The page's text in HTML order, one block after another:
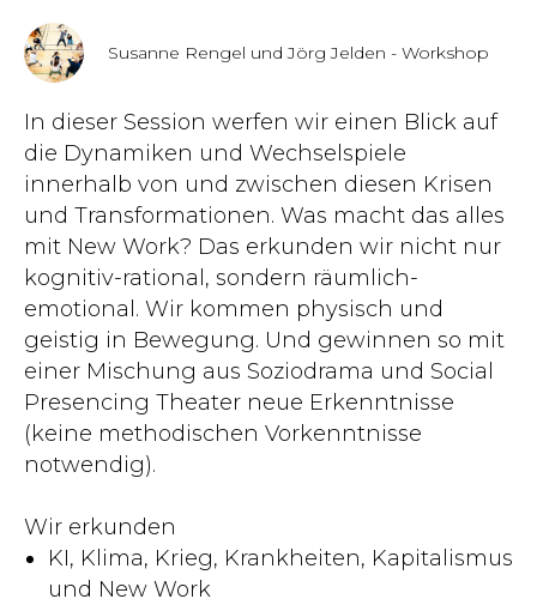
Susanne Rengel und Jörg Jelden - Workshop
In dieser Session werfen wir einen Blick auf
die Dynamiken und Wechselspiele
innerhalb von und zwischen diesen Krisen
und Transformationen. Was macht das alles
mit New Work? Das erkunden wir nicht nur
kognitiv-rational, sondern räumlich-
emotional. Wir kommen physisch und
geistig in Bewegung. Und gewinnen so mit
einer Mischung aus Soziodrama und Social
Presencing Theater neue Erkenntnisse
(keine methodischen Vorkenntnisse
notwendig).
Wir erkunden
KI, Klima, Krieg, Krankheiten, Kapitalismus
und New Work